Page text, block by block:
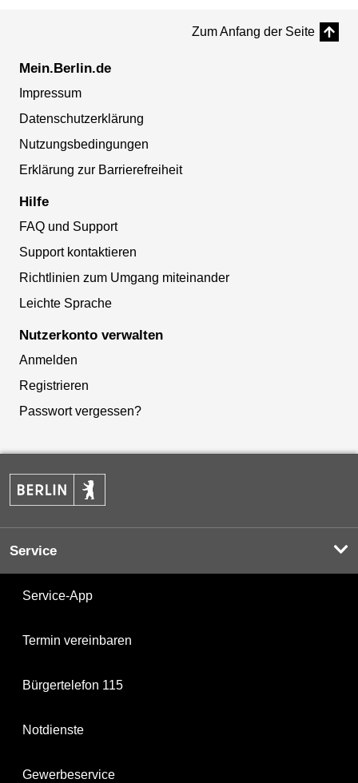
Zum Anfang der Seite
Mein.Berlin.de
Impressum
Datenschutzerklärung
Nutzungsbedingungen
Erklärung zur Barrierefreiheit
Hilfe
FAQ und Support
Support kontaktieren
Richtlinien zum Umgang miteinander
Leichte Sprache
Nutzerkonto verwalten
Anmelden
Registrieren
Passwort vergessen?
Service
Service-App
Termin vereinbaren
Bürgertelefon 115
Notdienste
Gewerbeservice